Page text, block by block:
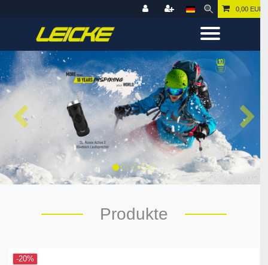
0,00 EUR
Produkte
-20%